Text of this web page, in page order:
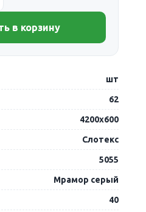
в корзину
шт
62
4200х600
Слотекс
5055
Мрамор серый
40